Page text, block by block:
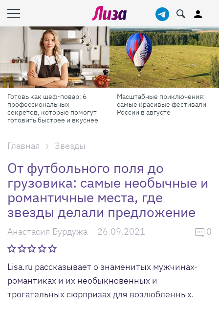
Готовь как шеф-повар: 6
профессиональных
секретов, которые помогут
готовить быстрее и вкуснее
Масштабные приключения:
самые красивые фестивали
России в августе
Главная Звезды
От футбольного поля до
грузовика: самые необычные и
романтичные места, где
звезды делали предложение
Анастасия Бурдужа 26.09.2021 0
Lisa.ru рассказывает о знаменитых мужчинах-
романтиках и их необыкновенных и
трогательных сюрпризах для возлюбленных.